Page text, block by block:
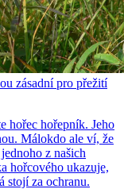
zásadní pro přežití
hořec hořepník. Jeho
Málokdo ale ví, že
z našich
hořcového ukazuje,
stojí za ochranu.